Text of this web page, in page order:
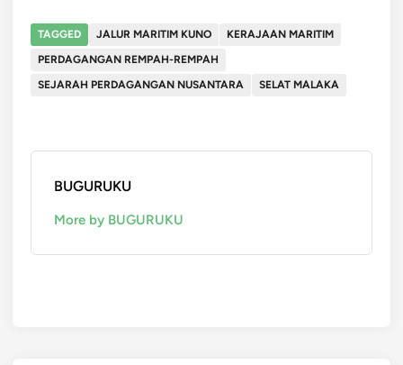
TAGGED JALUR MARITIM KUNO
KERAJAAN MARITIM
PERDAGANGAN REMPAH-REMPAH
SEJARAH PERDAGANGAN NUSANTARA
SELAT MALAKA
BUGURUKU
More by BUGURUKU